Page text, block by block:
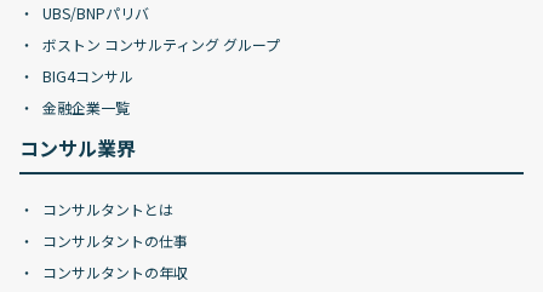
UBS/BNPパリバ
ボストン コンサルティング グループ
BIG4コンサル
金融企業一覧
コンサル業界
コンサルタントとは
コンサルタントの仕事
コンサルタントの年収